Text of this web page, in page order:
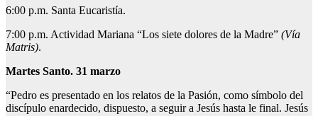
6:00 p.m. Santa Eucaristía.
7:00 p.m. Actividad Mariana “Los siete dolores de la Madre” (Vía
Matris).
Martes Santo. 31 marzo
“Pedro es presentado en los relatos de la Pasión, como símbolo del
discípulo enardecido, dispuesto, a seguir a Jesús hasta le final. Jesús